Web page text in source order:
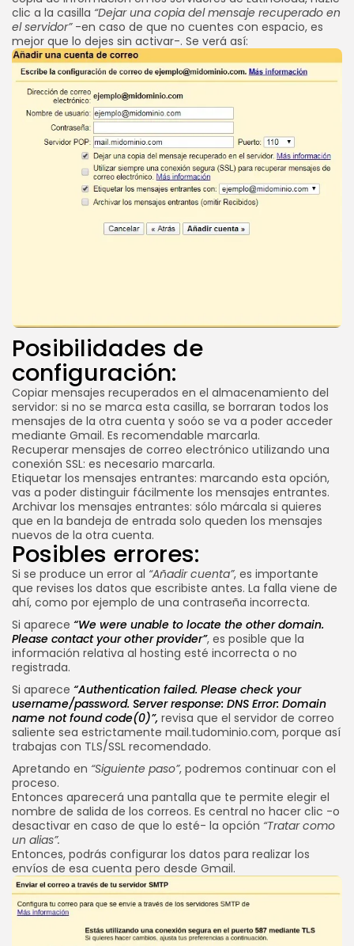
clic a la casilla “Dejar una copia del mensaje recuperado en
el servidor” -en caso de que no cuentes con espacio, es
mejor que lo dejes sin activar-. Se verá así:
Posibilidades de
configuración:
Copiar mensajes recuperados en el almacenamiento del
servidor: si no se marca esta casilla, se borraran todos los
mensajes de la otra cuenta y soóo se va a poder acceder
mediante Gmail. Es recomendable marcarla.
Recuperar mensajes de correo electrónico utilizando una
conexión SSL: es necesario marcarla.
Etiquetar los mensajes entrantes: marcando esta opción,
vas a poder distinguir fácilmente los mensajes entrantes.
Archivar los mensajes entrantes: sólo márcala si quieres
que en la bandeja de entrada solo queden los mensajes
nuevos de la otra cuenta.
Posibles errores:
Si se produce un error al “Añadir cuenta”, es importante
que revises los datos que escribiste antes. La falla viene de
ahí, como por ejemplo de una contraseña incorrecta.
Si aparece “We were unable to locate the other domain.
Please contact your other provider”, es posible que la
información relativa al hosting esté incorrecta o no
registrada.
Si aparece “Authentication failed. Please check your
username/password. Server response: DNS Error: Domain
name not found code(0)”, revisa que el servidor de correo
saliente sea estrictamente mail.tudominio.com, porque así
trabajas con TLS/SSL recomendado.
Apretando en “Siguiente paso”, podremos continuar con el
proceso.
Entonces aparecerá una pantalla que te permite elegir el
nombre de salida de los correos. Es central no hacer clic -o
desactivar en caso de que lo esté- la opción “Tratar como
un alias”.
Entonces, podrás configurar los datos para realizar los
envíos de esa cuenta pero desde Gmail.